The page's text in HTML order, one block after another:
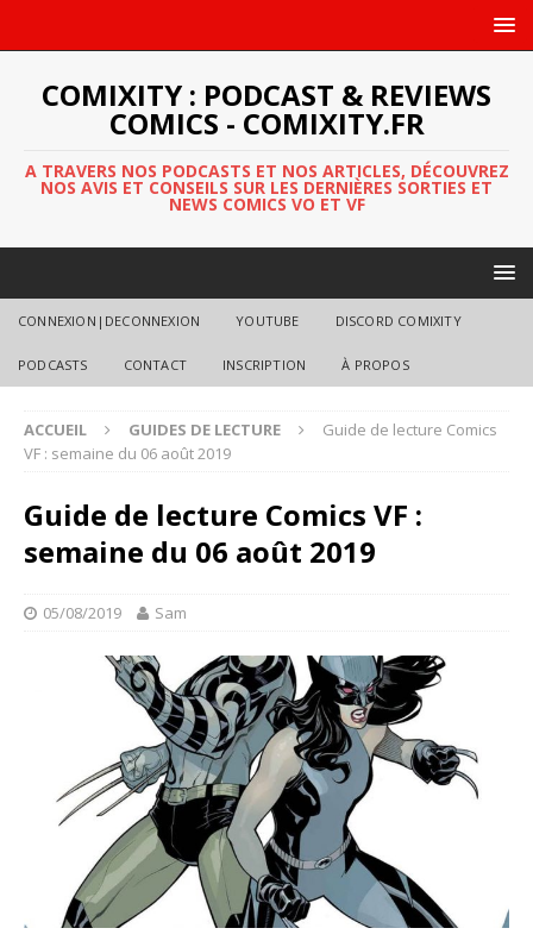
COMIXITY : PODCAST & REVIEWS
COMICS - COMIXITY.FR
A TRAVERS NOS PODCASTS ET NOS ARTICLES, DÉCOUVREZ
NOS AVIS ET CONSEILS SUR LES DERNIÈRES SORTIES ET
NEWS COMICS VO ET VF
CONNEXION|DECONNEXION YOUTUBE DISCORD COMIXITY
PODCASTS CONTACT INSCRIPTION À PROPOS
ACCUEIL GUIDES DE LECTURE
Guide de lecture Comics
VF : semaine du 06 août 2019
Guide de lecture Comics VF :
semaine du 06 août 2019
05/08/2019 Sam